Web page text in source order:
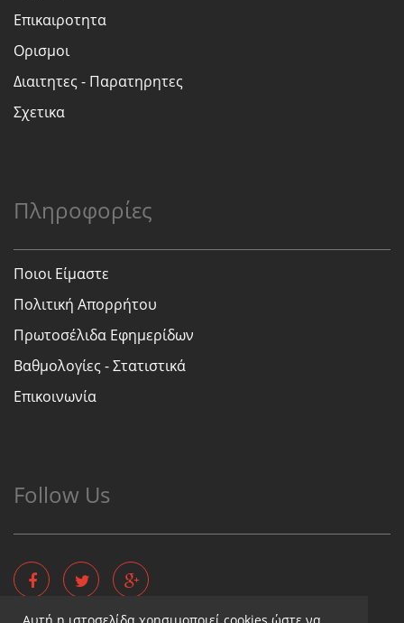
Επικαιροτητα
Ορισμοι
Διαιτητες - Παρατηρητες
Σχετικα
Πληροφορίες
Ποιοι Είμαστε
Πολιτική Απορρήτου
Πρωτοσέλιδα Εφημερίδων
Βαθμολογίες - Στατιστικά
Επικοινωνία
Follow Us